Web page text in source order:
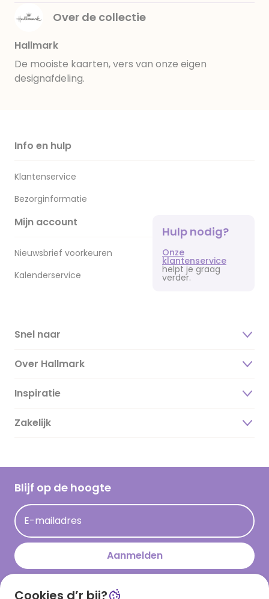
Over de collectie
Hallmark
De mooiste kaarten, vers van onze eigen
designafdeling.
Info en hulp
Klantenservice
Bezorginformatie
Mijn account
Nieuwsbrief voorkeuren
Kalenderservice
Hulp nodig?
Onze
klantenservice
helpt je graag
verder.
Snel naar
Over Hallmark
Over ons
Duurzaamheid
Hallmark Kaartclub
Acties
Persberichten
Hallmark en Kinderpostzegels
Inspiratie
Magazine
Cadeau inspiratie
Kaartinspiratie
Zakelijk
Blijf op de hoogte
E-mailadres
Aanmelden
Cookies d’r bij?